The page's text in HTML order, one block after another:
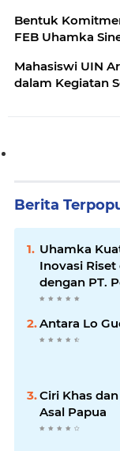
Bentuk
FEB Uhamka
Mahasiswi UIN
dalam Kegiatan
Berita
Uhamka
Inovasi
dengan PT.
Antara Lo
Ciri Khas
Asal Papua